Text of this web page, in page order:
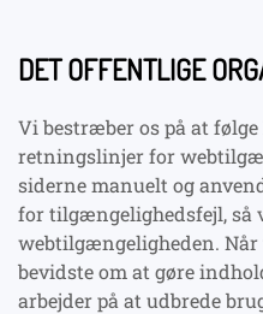
DET OFFENTLIGE
Vi bestræber os på at
retningslinjer for
siderne manuelt og
for tilgængelighedsfejl, så
webtilgængeligheden. Når
bevidste om at gøre
arbejder på at udbrede